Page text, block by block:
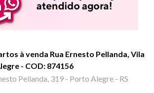
à venda Rua Ernesto Pellanda, Vila
- COD: 874156
Pellanda, 319 - Porto Alegre - RS